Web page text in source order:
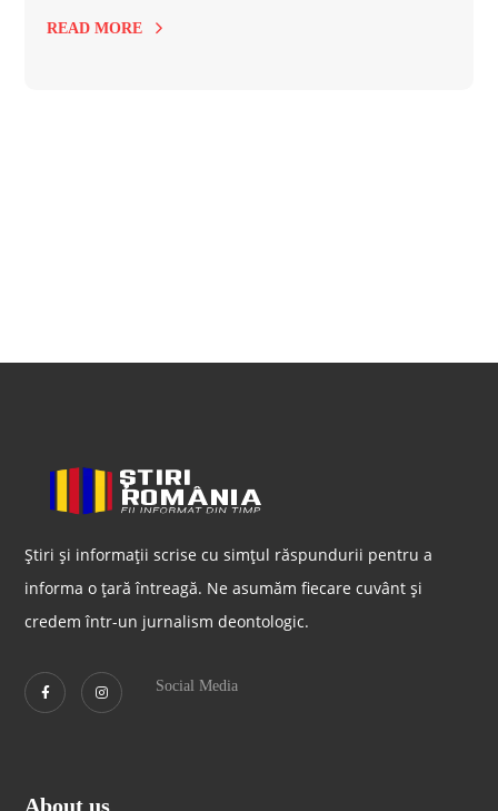
READ MORE
Știri și informații scrise cu simțul răspundurii pentru a
informa o țară întreagă. Ne asumăm fiecare cuvânt și
credem într-un jurnalism deontologic.
Social Media
About us